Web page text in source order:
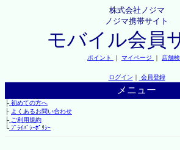
株式会社ノジマ
ノジマ携帯サイト
モバイル会員
ポイント ｜ マイページ ｜ 店舗
ログイン ｜ 会員登録
メニュー
├初めての方へ
├ よくあるお問い合わせ
├ご利用規約
└ﾌﾟﾗｲﾊﾞｼｰﾎﾟﾘｼｰ